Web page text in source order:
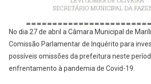
No dia 27 de abril a Câmara Municipal de
Comissão Parlamentar de Inquérito para
possíveis omissões da prefeitura neste
enfrentamento à pandemia de Covid-19.